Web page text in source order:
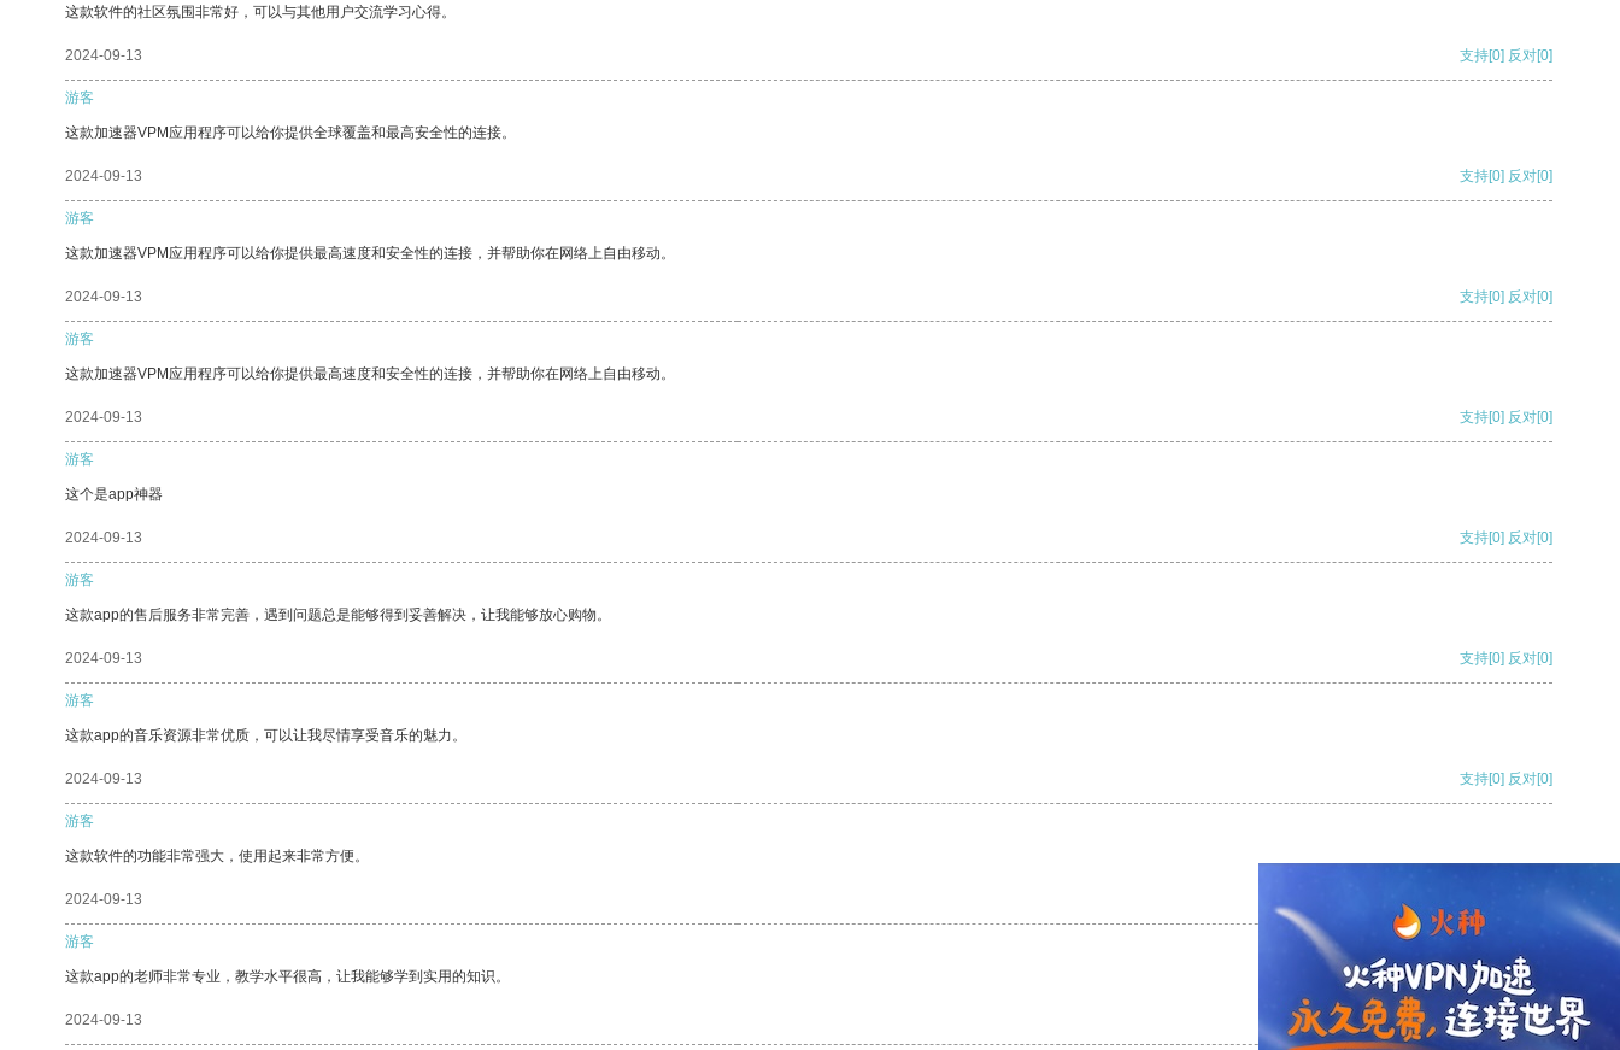
这款软件的社区氛围非常好，可以与其他用户交流学习心得。
2024-09-13 支持[0] 反对[0]
游客
这款加速器VPM应用程序可以给你提供全球覆盖和最高安全性的连接。
2024-09-13 支持[0] 反对[0]
游客
这款加速器VPM应用程序可以给你提供最高速度和安全性的连接，并帮助你在网络上自由移动。
2024-09-13 支持[0] 反对[0]
游客
这款加速器VPM应用程序可以给你提供最高速度和安全性的连接，并帮助你在网络上自由移动。
2024-09-13 支持[0] 反对[0]
游客
这个是app神器
2024-09-13 支持[0] 反对[0]
游客
这款app的售后服务非常完善，遇到问题总是能够得到妥善解决，让我能够放心购物。
2024-09-13 支持[0] 反对[0]
游客
这款app的音乐资源非常优质，可以让我尽情享受音乐的魅力。
2024-09-13 支持[0] 反对[0]
游客
这款软件的功能非常强大，使用起来非常方便。
2024-09-13
游客
这款app的老师非常专业，教学水平很高，让我能够学到实用的知识。
2024-09-13 支持 [0] 反对[0]